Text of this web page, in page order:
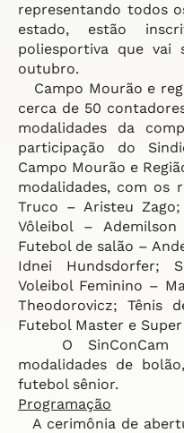
representando todos
estado, estão
poliesportiva que vai
outubro.
Campo Mourão e
cerca de 50
modalidades da
participação do
Campo Mourão e
modalidades, com os
Truco – Aristeu
Vôleibol –
Futebol de salão –
Idnei Hundsdorfer;
Voleibol Feminino –
Theodorovicz; Tênis
Futebol Master e
O SinConCam
modalidades de
futebol sênior.
Programação
A cerimônia de